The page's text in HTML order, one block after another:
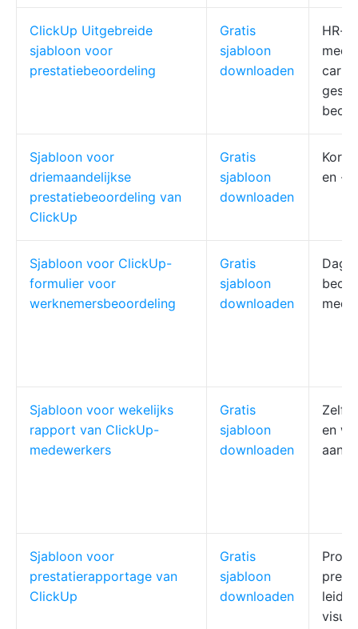
ClickUp Uitgebreide
sjabloon voor
prestatiebeoordeling
Gratis
sjabloon
downloaden
HR-
Sjabloon voor
driemaandelijkse
prestatiebeoordeling van
ClickUp
Gratis
sjabloon
downloaden
en -
Sjabloon voor ClickUp-
formulier voor
werknemersbeoordeling
Gratis
sjabloon
downloaden
Sjabloon voor wekelijks
rapport van ClickUp-
medewerkers
Gratis
sjabloon
downloaden
en
Sjabloon voor
prestatierapportage van
ClickUp
Gratis
sjabloon
downloaden